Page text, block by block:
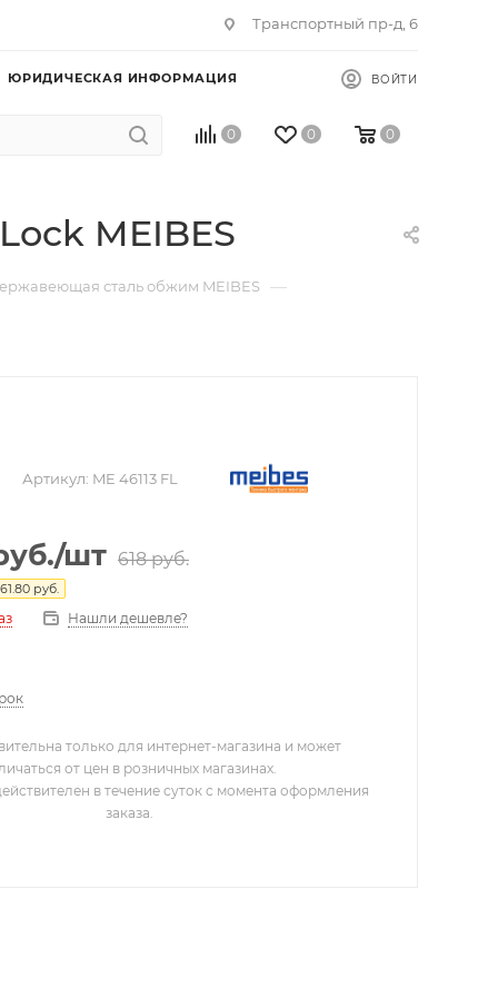
Транспортный пр-д, 6
ЮРИДИЧЕСКАЯ ИНФОРМАЦИЯ ВОЙТИ
0 0 0
MEIBES
сталь обжим MEIBES —
Артикул: ME 46113 FL
/шт 618руб.
61.80 руб.
Нашли дешевле?
только для интернет-магазина и может
от цен в розничных магазинах.
в течение суток с момента оформления
заказа.